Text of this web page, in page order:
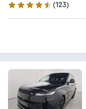
4.3 Sterne
(123)